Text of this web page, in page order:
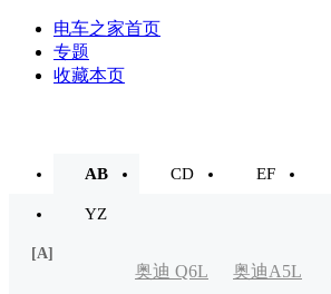
电车之家首页
专题
收藏本页
AB CD EF
YZ
[A]
奥迪 Q6L 奥迪A5L